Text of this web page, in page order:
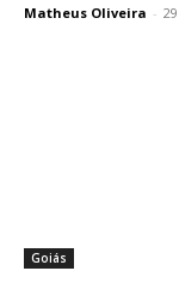
Matheus Oliveira -
Goiás